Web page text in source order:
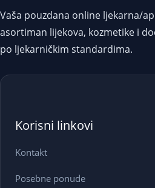
Vaša pouzdana online ljekarna/
asortiman lijekova, kozmetike i
po ljekarničkim standardima.
Korisni linkovi
Kontakt
Posebne ponude